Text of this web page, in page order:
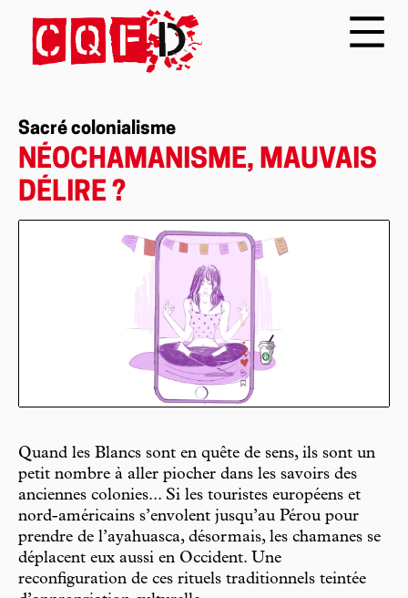
Sacré colonialisme
NÉOCHAMANISME, MAUVAIS
DÉLIRE ?
Quand les Blancs sont en quête de sens, ils sont un
petit nombre à aller piocher dans les savoirs des
anciennes colonies... Si les touristes européens et
nord-américains s’envolent jusqu’au Pérou pour
prendre de l’ayahuasca, désormais, les chamanes se
déplacent eux aussi en Occident. Une
reconfiguration de ces rituels traditionnels teintée